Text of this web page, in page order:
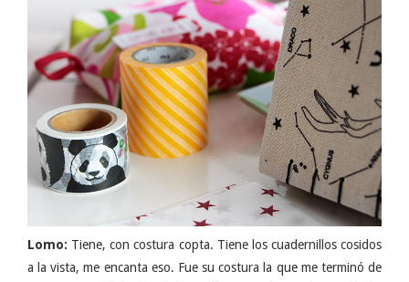
Lomo: Tiene, con costura copta. Tiene los cuadernillos cosidos
a la vista, me encanta eso. Fue su costura la que me terminó de